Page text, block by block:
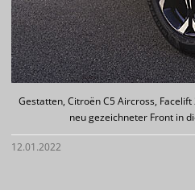
Gestatten, Citroën C5 Aircross,
neu gezeichneter Front in
12.01.2022